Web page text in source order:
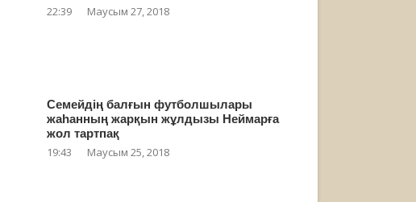
22:39 Маусым 27, 2018
Семейдің балғын футболшылары
жаһанның жарқын жұлдызы Неймарға
жол тартпақ
19:43 Маусым 25, 2018